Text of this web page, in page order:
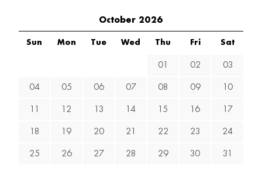
October 2026
Sun Mon Tue Wed Thu Fri Sat
01 02 03
04 05 06 07 08 09 10
12 13 14 15 16 17
18 19 20 21 22 23 24
25 26 27 28 29 30 31